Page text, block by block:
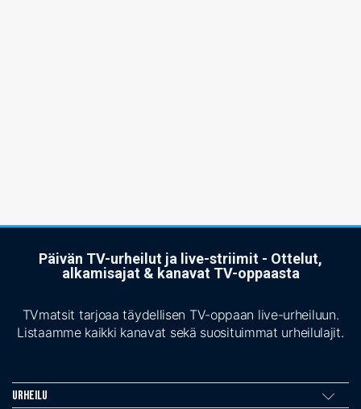
Päivän TV-urheilut ja live-striimit - Ottelut,
alkamisajat & kanavat TV-oppaasta
TVmatsit tarjoaa täydellisen TV-oppaan live-urheiluun.
Listaamme kaikki kanavat sekä suosituimmat urheilulajit.
Urheilu